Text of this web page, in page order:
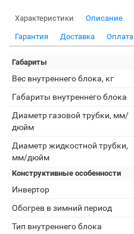
Характеристики Описание
Гарантия Доставка Оплата
Габариты
Вес внутреннего блока, кг
Габариты внутреннего блока
Диаметр газовой трубки, мм/
дюйм
Диаметр жидкостной трубки,
мм/дюйм
Конструктивные особенности
Инвертор
Обогрев в зимний период
Тип внутреннего блока